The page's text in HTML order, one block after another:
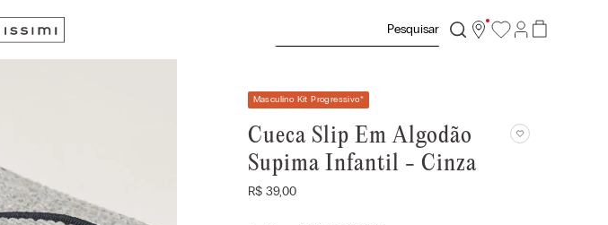
Masculino Kit Progressivo*
Cueca Slip Em Algodão
Supima Infantil - Cinza
R$ 39,00